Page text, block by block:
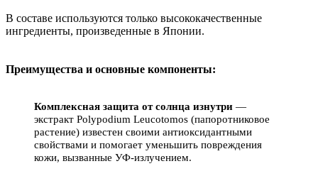
В составе используются только высококачественные
ингредиенты, произведенные в Японии.
Преимущества и основные компоненты:
Комплексная защита от солнца изнутри —
экстракт Polypodium Leucotomos (папоротниковое
растение) известен своими антиоксидантными
свойствами и помогает уменьшить повреждения
кожи, вызванные УФ-излучением.